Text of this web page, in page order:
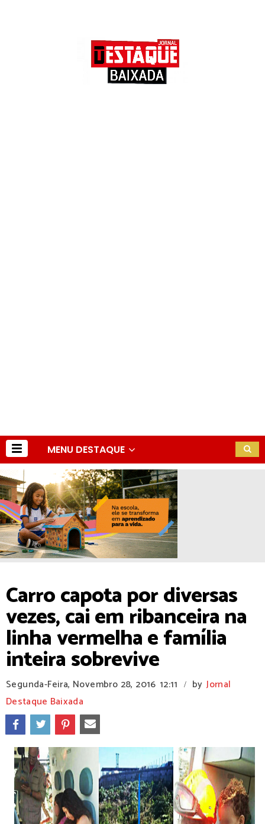
MENU DESTAQUE
Carro capota por diversas
vezes, cai em ribanceira na
linha vermelha e família
inteira sobrevive
Segunda-Feira, Novembro 28, 2016 12:11 / by Jornal
Destaque Baixada